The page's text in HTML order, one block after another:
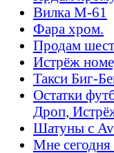
Вилка М-61
Фара хром.
Продам
Истрёж
Такси Биг-
Остатки
Дроп,
Шатуны с
Мне сегодня